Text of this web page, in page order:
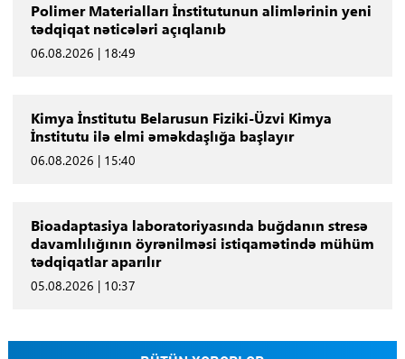
Polimer Materialları İnstitutunun alimlərinin yeni
tədqiqat nəticələri açıqlanıb
06.08.2026 | 18:49
Kimya İnstitutu Belarusun Fiziki-Üzvi Kimya
İnstitutu ilə elmi əməkdaşlığa başlayır
06.08.2026 | 15:40
Bioadaptasiya laboratoriyasında buğdanın stresə
davamlılığının öyrənilməsi istiqamətində mühüm
tədqiqatlar aparılır
05.08.2026 | 10:37